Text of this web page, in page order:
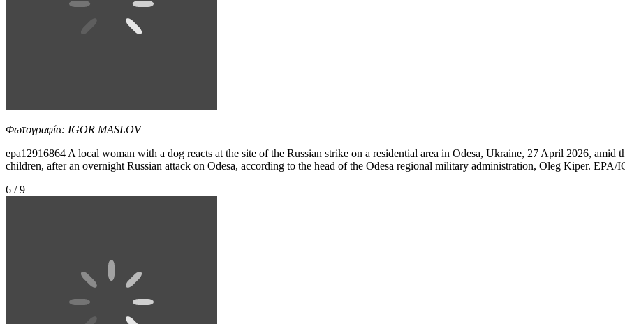
Φωτογραφία: IGOR MASLOV
epa12916864 A local woman with a dog reacts at the site of the Russian strike on a residential area in Odesa, Ukraine, 27 April 2026,
children, after an overnight Russian attack on Odesa, according to the head of the Odesa regional military administration, Oleg Kiper.
6 / 9